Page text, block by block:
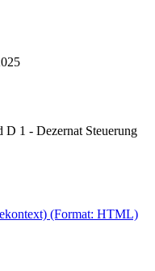
D 1 - Dezernat Steuerung
(Format: HTML)